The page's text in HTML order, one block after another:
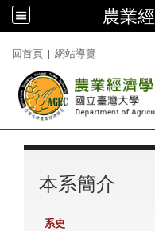
農業
回首頁 | 網站導覽
本系簡介
系史